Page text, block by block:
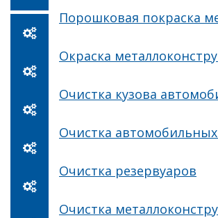
Порошковая покраска
Окраска
Очистка кузова
Очистка
Очистка резервуаров
Очистка